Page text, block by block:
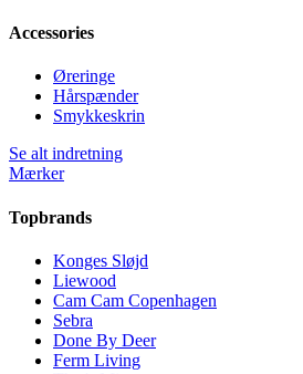
Accessories
Øreringe
Hårspænder
Smykkeskrin
Se alt indretning
Mærker
Topbrands
Konges Sløjd
Liewood
Cam Cam Copenhagen
Sebra
Done By Deer
Ferm Living